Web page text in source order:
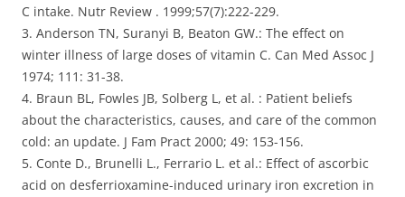
C intake. Nutr Review . 1999;57(7):222-229.
3. Anderson TN, Suranyi B, Beaton GW.: The effect on
winter illness of large doses of vitamin C. Can Med Assoc J
1974; 111: 31-38.
4. Braun BL, Fowles JB, Solberg L, et al. : Patient beliefs
about the characteristics, causes, and care of the common
cold: an update. J Fam Pract 2000; 49: 153-156.
5. Conte D., Brunelli L., Ferrario L. et al.: Effect of ascorbic
acid on desferrioxamine-induced urinary iron excretion in